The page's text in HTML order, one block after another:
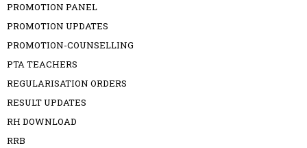
PROMOTION PANEL
PROMOTION UPDATES
PROMOTION-COUNSELLING
PTA TEACHERS
REGULARISATION ORDERS
RESULT UPDATES
RH DOWNLOAD
RRB